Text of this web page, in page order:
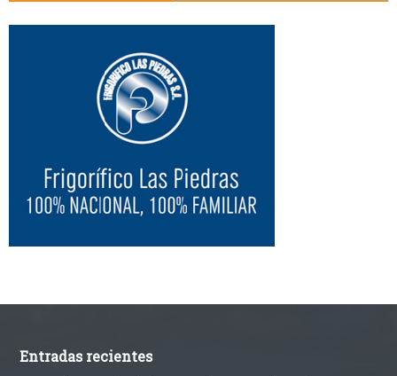
Entradas recientes